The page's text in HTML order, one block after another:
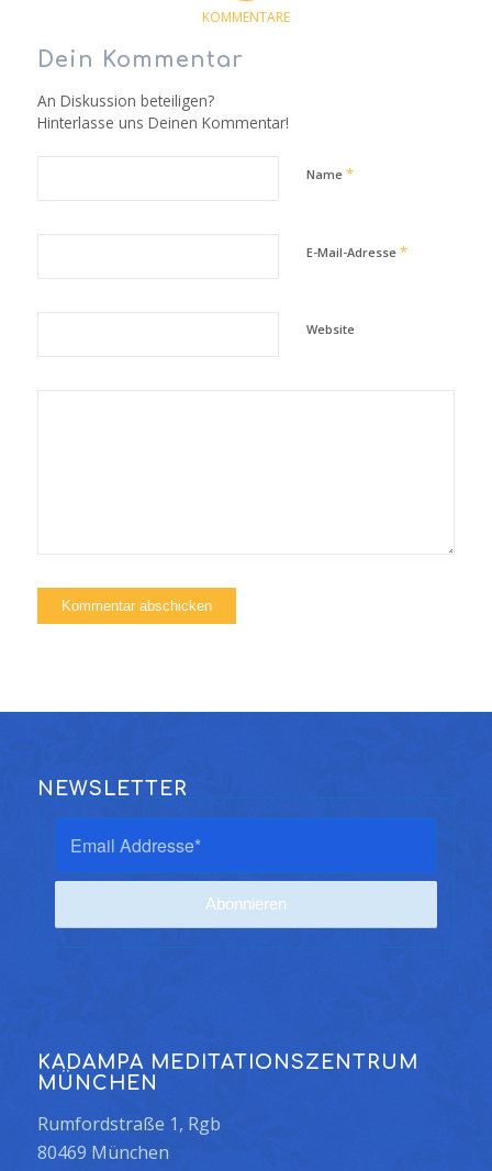
KOMMENTARE
Dein Kommentar
An Diskussion beteiligen?
Hinterlasse uns Deinen Kommentar!
Name *
E-Mail-Adresse *
Website
NEWSLETTER
KADAMPA MEDITATIONSZENTRUM
MÜNCHEN
Rumfordstraße 1, Rgb
80469 München